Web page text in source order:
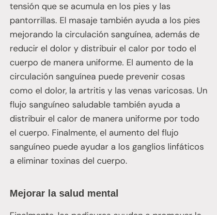
tensión que se acumula en los pies y las
pantorrillas. El masaje también ayuda a los pies
mejorando la circulación sanguínea, además de
reducir el dolor y distribuir el calor por todo el
cuerpo de manera uniforme. El aumento de la
circulación sanguínea puede prevenir cosas
como el dolor, la artritis y las venas varicosas. Un
flujo sanguíneo saludable también ayuda a
distribuir el calor de manera uniforme por todo
el cuerpo. Finalmente, el aumento del flujo
sanguíneo puede ayudar a los ganglios linfáticos
a eliminar toxinas del cuerpo.
Mejorar la salud mental